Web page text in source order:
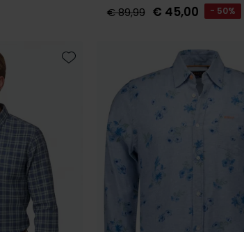
€ 89,99 € 45,00 - 50%
Toevoegen aan favorieten